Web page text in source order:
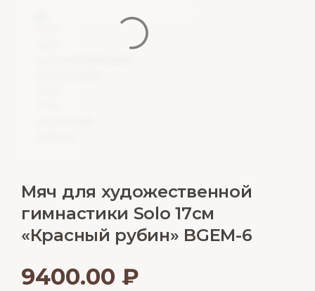
Мяч для художественной
гимнастики Solo 17см
«Красный рубин» BGEM-6
9400.00 ₽